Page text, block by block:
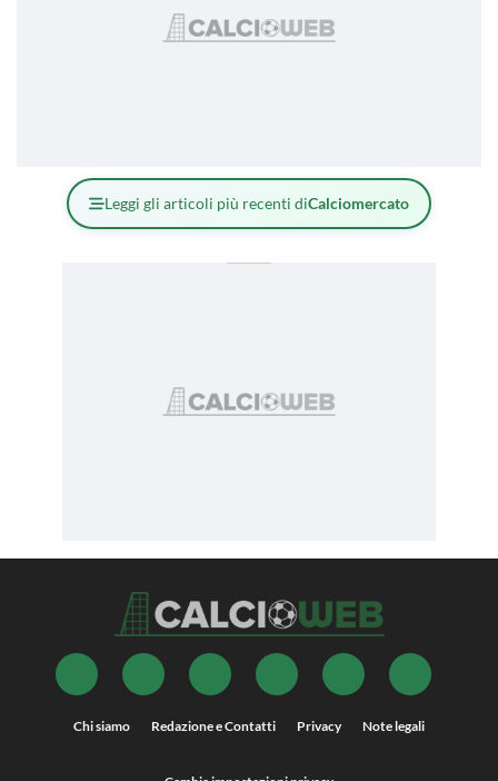
Leggi gli articoli più recenti diCalciomercato
Chi siamo Redazione e Contatti Privacy Note legali